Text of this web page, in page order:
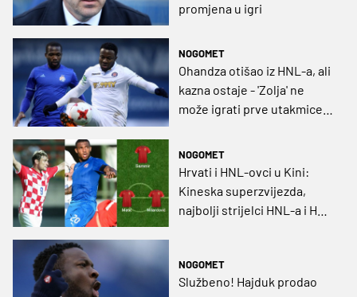
promjena u igri
NOGOMET
Ohandza otišao iz HNL-a, ali
kazna ostaje - 'Zolja' ne
može igrati prve utakmice u
NOGOMET
Hrvati i HNL-ovci u Kini:
Kineska superzvijezda,
najbolji strijelci HNL-a i HNL
NOGOMET
Službeno! Hajduk prodao